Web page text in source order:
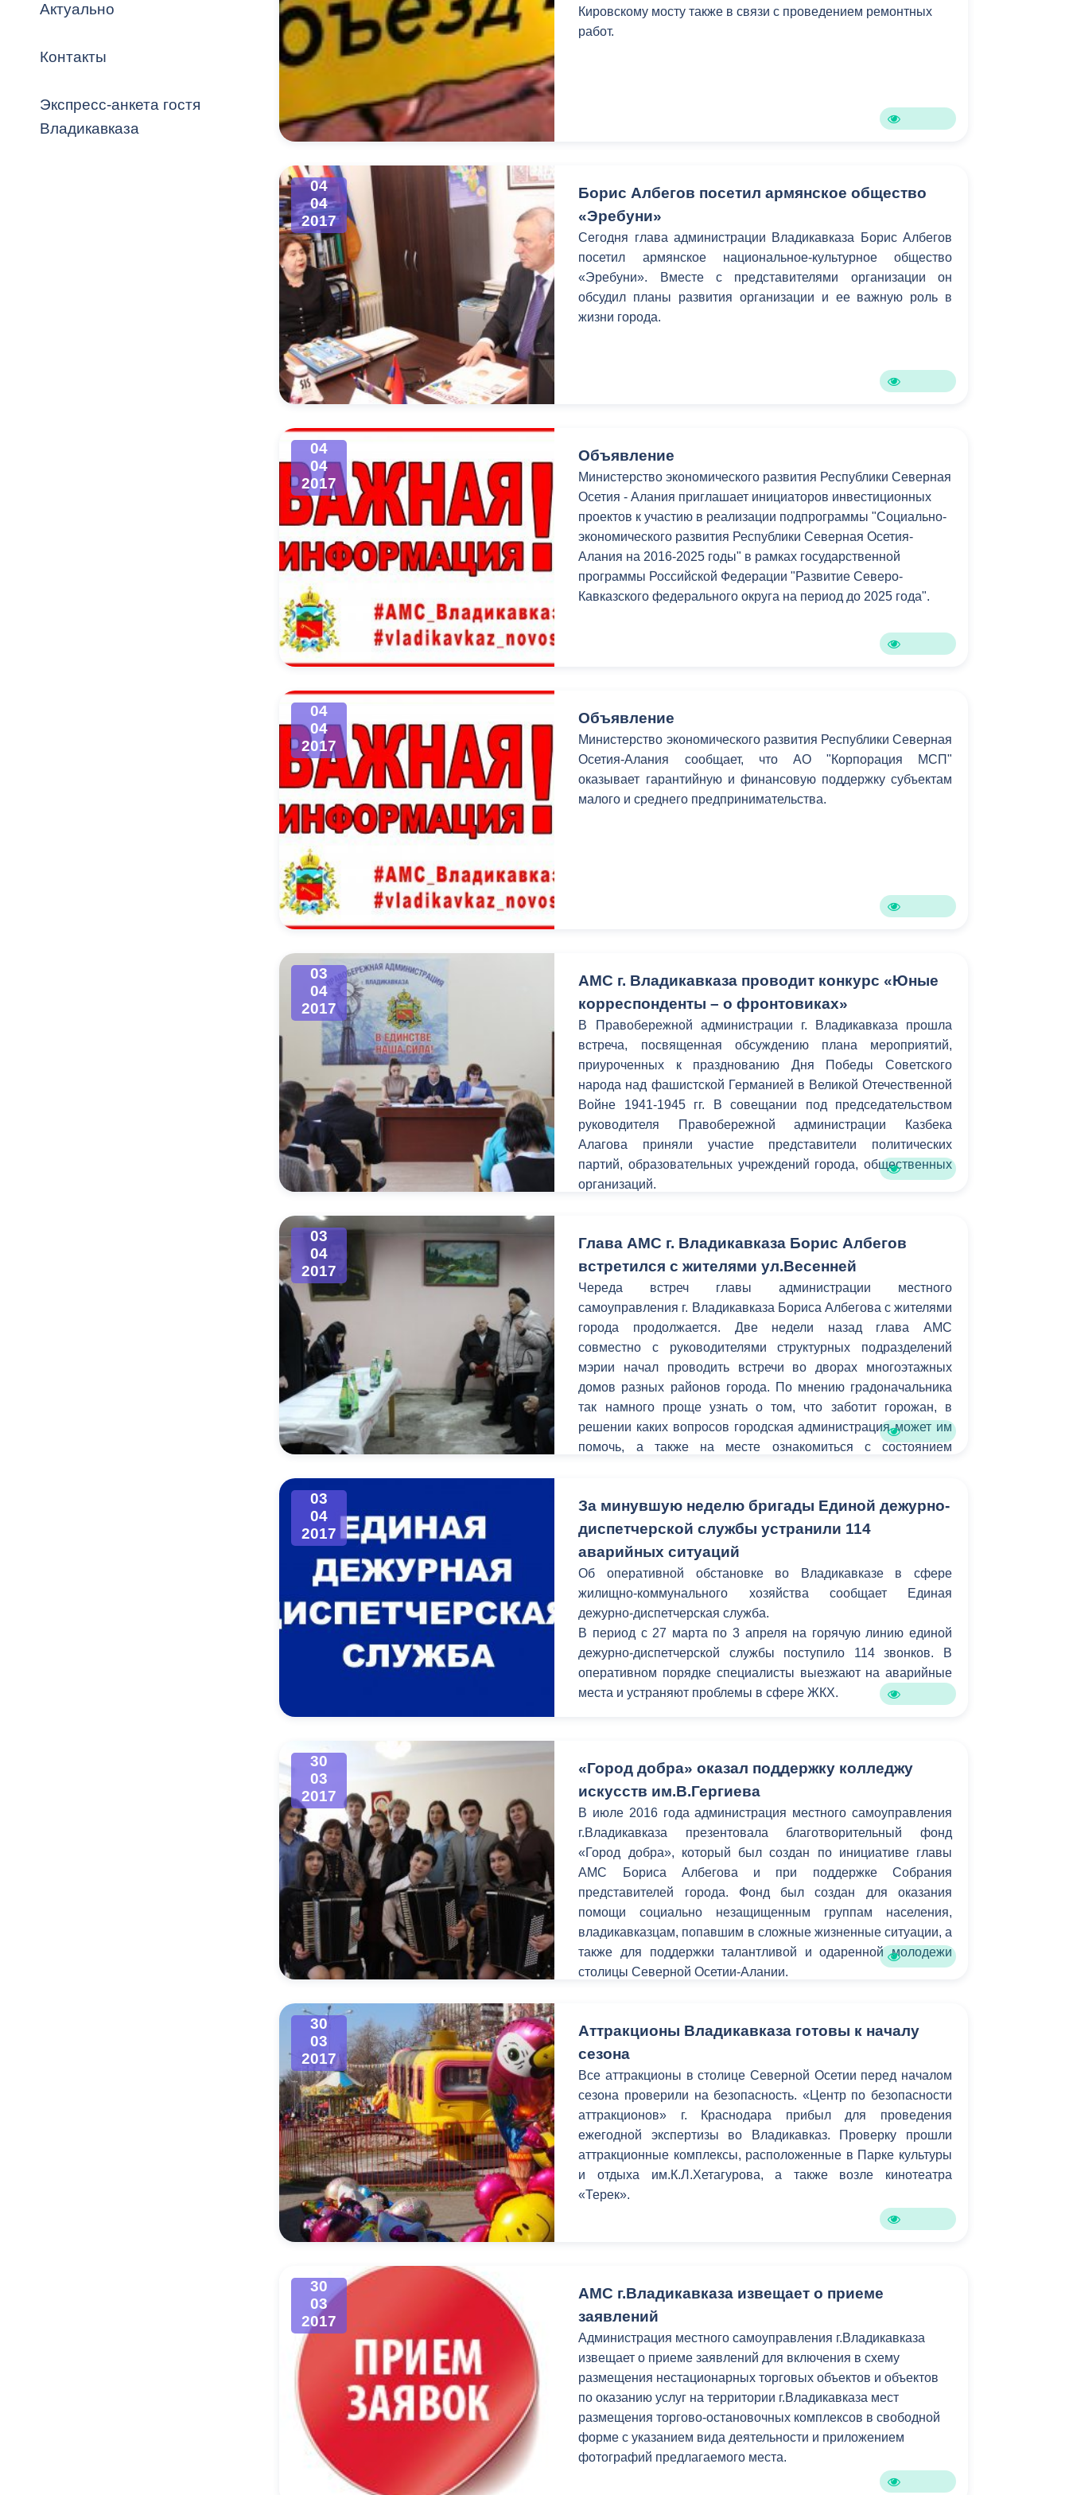
Владикавказ
Распоряжения, постановления Кадровая политика Противодействие коррупции
ОРВ и экспертиза НПА Контактная информация
Оценка деятельности органов
местного самоуправления
Списки граждан, состоящих на
учете в качестве нуждающихся в
Открытые данные
Общественное обсуждение
документов стратегического
планирования
чрезвычайных ситуациях
Незаконное строительство
Информация о результатах
проверок
Порядок обжалования решений и
действий органов местного
самоуправления
Муниципальный контроль Выборы 2026
Актуально
Контакты
Экспресс-анкета гостя
Владикавказа
Кировскому мосту также в связи с проведением ремонтных
работ.
04
04
2017
Борис Албегов посетил армянское общество
«Эребуни»
Сегодня глава администрации Владикавказа Борис Албегов
посетил армянское национальное-культурное общество
«Эребуни». Вместе с представителями организации он
обсудил планы развития организации и ее важную роль в
жизни города.
04
04
2017
Объявление
Министерство экономического развития Республики Северная
Осетия - Алания приглашает инициаторов инвестиционных
проектов к участию в реализации подпрограммы "Социально-
экономического развития Республики Северная Осетия-
Алания на 2016-2025 годы" в рамках государственной
программы Российской Федерации "Развитие Северо-
Кавказского федерального округа на период до 2025 года".
04
04
2017
Объявление
Министерство экономического развития Республики Северная
Осетия-Алания сообщает, что АО "Корпорация МСП"
оказывает гарантийную и финансовую поддержку субъектам
малого и среднего предпринимательства.
03
04
2017
АМС г. Владикавказа проводит конкурс «Юные
корреспонденты – о фронтовиках»
В Правобережной администрации г. Владикавказа прошла
встреча, посвященная обсуждению плана мероприятий,
приуроченных к празднованию Дня Победы Советского
народа над фашистской Германией в Великой Отечественной
Войне 1941-1945 гг. В совещании под председательством
руководителя Правобережной администрации Казбека
Алагова приняли участие представители политических
партий, образовательных учреждений города, общественных
организаций.
03
04
2017
Глава АМС г. Владикавказа Борис Албегов
встретился с жителями ул.Весенней
Череда встреч главы администрации местного
самоуправления г. Владикавказа Бориса Албегова с жителями
города продолжается. Две недели назад глава АМС
совместно с руководителями структурных подразделений
мэрии начал проводить встречи во дворах многоэтажных
домов разных районов города. По мнению градоначальника
так намного проще узнать о том, что заботит горожан, в
решении каких вопросов городская администрация может им
помочь, а также на месте ознакомиться с состоянием
03
04
2017
За минувшую неделю бригады Единой дежурно-
диспетчерской службы устранили 114
аварийных ситуаций
Об оперативной обстановке во Владикавказе в сфере
жилищно-коммунального хозяйства сообщает Единая
дежурно-диспетчерская служба.
В период c 27 марта по 3 апреля на горячую линию единой
дежурно-диспетчерской службы поступило 114 звонков. В
оперативном порядке специалисты выезжают на аварийные
места и устраняют проблемы в сфере ЖКХ.
30
03
2017
«Город добра» оказал поддержку колледжу
искусств им.В.Гергиева
В июле 2016 года администрация местного самоуправления
г.Владикавказа презентовала благотворительный фонд
«Город добра», который был создан по инициативе главы
АМС Бориса Албегова и при поддержке Собрания
представителей города. Фонд был создан для оказания
помощи социально незащищенным группам населения,
владикавказцам, попавшим в сложные жизненные ситуации, а
также для поддержки талантливой и одаренной молодежи
столицы Северной Осетии-Алании.
30
03
2017
Аттракционы Владикавказа готовы к началу
сезона
Все аттракционы в столице Северной Осетии перед началом
сезона проверили на безопасность. «Центр по безопасности
аттракционов» г. Краснодара прибыл для проведения
ежегодной экcпертизы во Владикавказ. Проверку прошли
аттракционные комплексы, расположенные в Парке культуры
и отдыха им.К.Л.Хетагурова, а также возле кинотеатра
«Терек».
30
03
2017
АМС г.Владикавказа извещает о приеме
заявлений
Администрация местного самоуправления г.Владикавказа
извещает о приеме заявлений для включения в схему
размещения нестационарных торговых объектов и объектов
по оказанию услуг на территории г.Владикавказа мест
размещения торгово-остановочных комплексов в свободной
форме с указанием вида деятельности и приложением
фотографий предлагаемого места.